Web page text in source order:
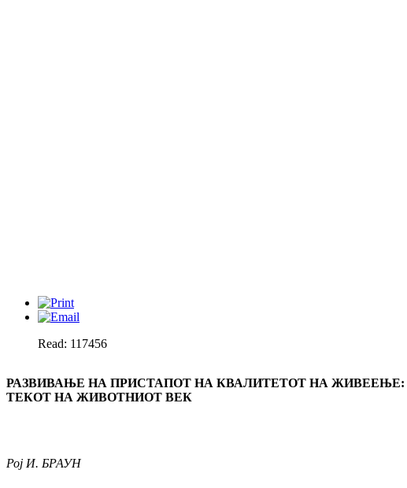
Read: 117456
РАЗВИВАЊЕ НА ПРИСТАПОТ НА КВАЛИТЕТОТ НА ЖИВЕЕЊЕ:
ТЕКОТ НА ЖИВОТНИОТ ВЕК
Рој И. БРАУН